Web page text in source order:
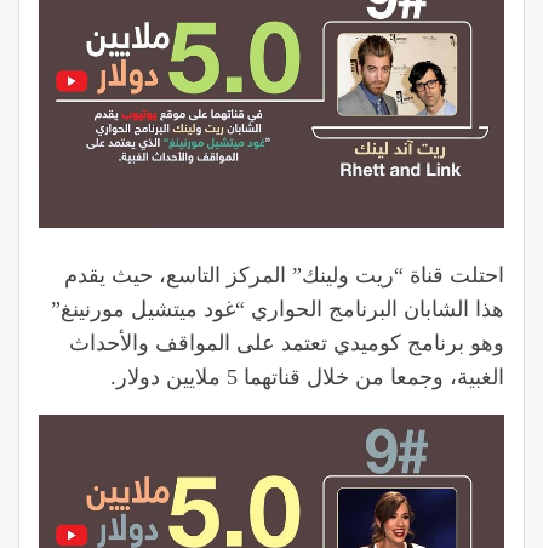
احتلت قناة “ريت ولينك” المركز التاسع، حيث يقدم
هذا الشابان البرنامج الحواري “غود ميتشيل مورنينغ”
وهو برنامج كوميدي تعتمد على المواقف والأحداث
الغبية، وجمعا من خلال قناتهما 5 ملايين دولار.